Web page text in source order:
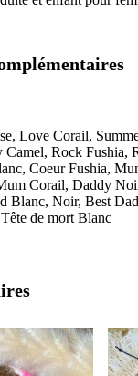
Love Corail,
Camel, Rock Fushia,
Coeur Fushia,
Corail, Daddy
Blanc, Noir, Best
de mort Blanc